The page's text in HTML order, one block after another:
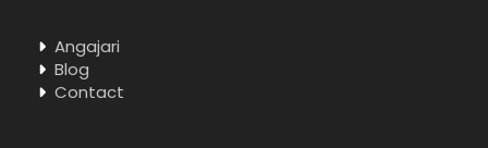
Angajari
Blog
Contact